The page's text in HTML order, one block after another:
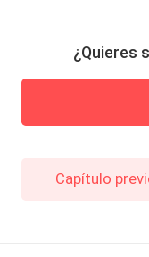
¿Quieres
Capítulo